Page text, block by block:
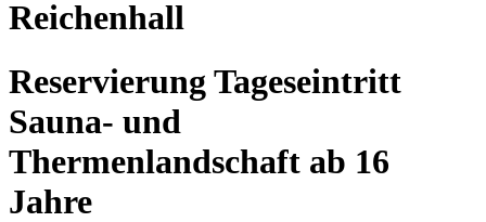
Reichenhall
Reservierung Tageseintritt
Sauna- und
Thermenlandschaft ab 16
Jahre